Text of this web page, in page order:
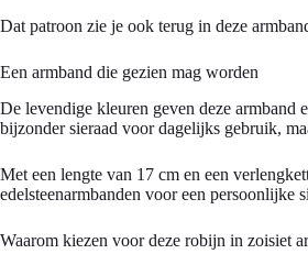
Dat patroon zie je ook terug in deze
Een armband die gezien mag worden
De levendige kleuren geven deze armband
bijzonder sieraad voor dagelijks gebruik,
Met een lengte van 17 cm en een
edelsteenarmbanden voor een persoonlijke
Waarom kiezen voor deze robijn in zoisiet